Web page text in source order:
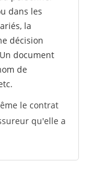
dans les
la
décision
document
de
le contrat
qu'elle a